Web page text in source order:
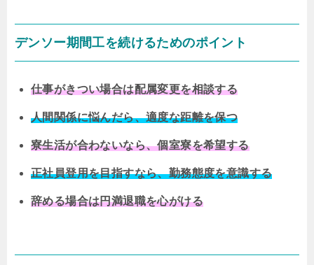
デンソー期間工を続けるためのポイント
仕事がきつい場合は配属変更を相談する
人間関係に悩んだら、適度な距離を保つ
寮生活が合わないなら、個室寮を希望する
正社員登用を目指すなら、勤務態度を意識する
辞める場合は円満退職を心がける